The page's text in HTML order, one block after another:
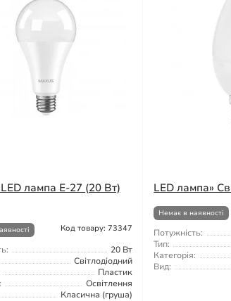
лампа E-27 (20 Вт)
Код товару: 73347
20 Вт
Світлодіодний
Пластик
Освітлення
Класична (груша)
LED лампа»
Немає в наявності
Потужність:
Тип:
Категорія:
Вид: